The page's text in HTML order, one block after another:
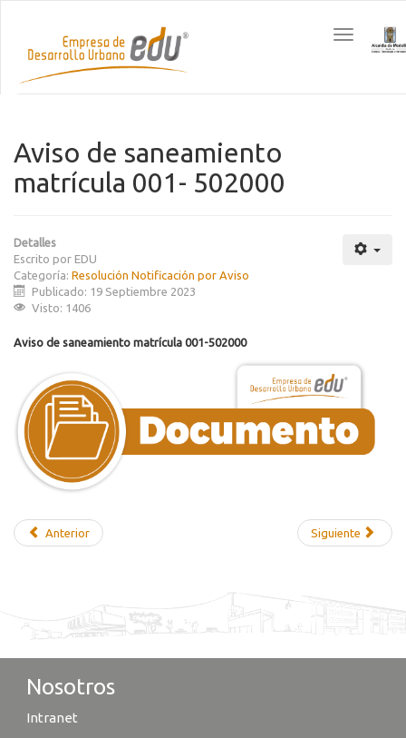
Toggle
navigation
Aviso de saneamiento
matrícula 001- 502000
Detalles
Escrito por EDU
Categoría: Resolución Notificación por Aviso
Publicado: 19 Septiembre 2023
Visto: 1406
Aviso de saneamiento matrícula 001-502000
Anterior Siguiente
Nosotros
Intranet